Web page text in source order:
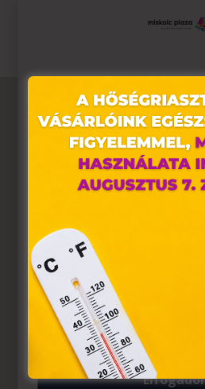
Weboldalunkon „cookie"-kat
alkalmazunk. Ezek olyan fájlok,
tárolnak webes böngészőjében.
hozzájárulása szükséges.
A „sütiket" az elektronikus
törvény, az elektronikus
információs társadalommal
egyes kérdéseiről szóló 2001. évi
az Európai Unió előírásainak
Azon weblapoknak, melyek az
belül működnek, a „sütik"
felhasználó számítógépén vagy
tárolásához a felhasználók